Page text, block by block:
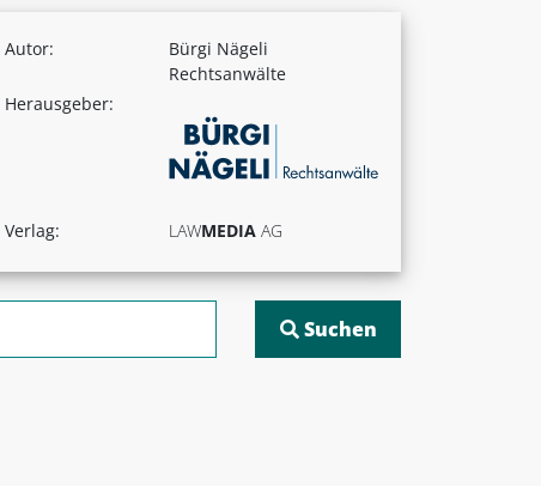
Autor:
Bürgi Nägeli
Rechtsanwälte
Herausgeber:
Verlag: LAWMEDIA AG